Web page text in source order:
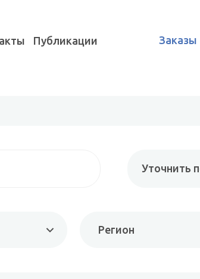
Публикации Заказы
Уточнить
Регион